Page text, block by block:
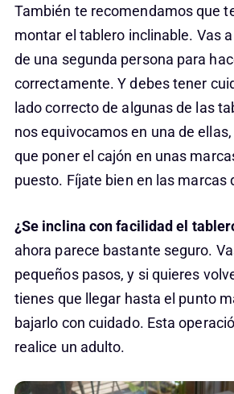
También te recomendamos que
montar el tablero inclinable. Vas
de una segunda persona para
correctamente. Y debes tener
lado correcto de algunas de las
nos equivocamos en una de
que poner el cajón en unas
puesto. Fíjate bien en las marcas
¿Se inclina con facilidad el
ahora parece bastante seguro.
pequeños pasos, y si quieres
tienes que llegar hasta el punto
bajarlo con cuidado. Esta
realice un adulto.